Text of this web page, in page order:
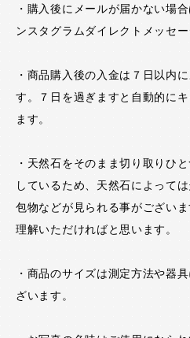
・購入後にメールが届かない場
ンスタグラムダイレクトメッセ
・商品購入後の入金は７日以内
す。７日を過ぎますと自動的に
ます。
・天然石をそのまま切り取りひ
しているため、天然石によって
包物などが見られる事がござい
理解いただければと思います。
・商品のサイズは測定方法や器
ざいます。